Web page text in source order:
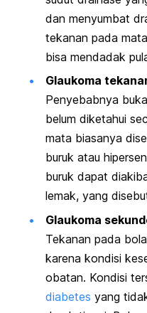
dan menyumbat
tekanan pada
bisa mendadak
Glaukoma
Penyebabnya
belum diketahui
mata biasanya
buruk atau
buruk dapat
lemak, yang
Glaukoma
Tekanan pada
karena kondisi
obatan. Kondisi
diabetes yang